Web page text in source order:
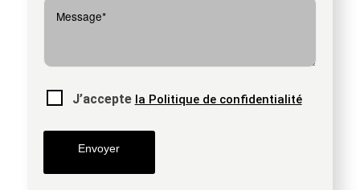
J’accepte la Politique de confidentialité